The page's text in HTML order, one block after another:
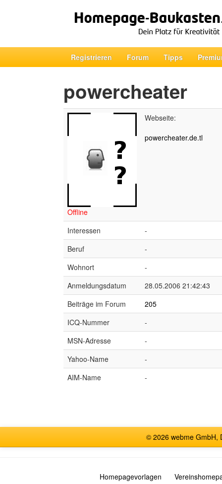
Registrieren Forum Tipps
powercheater
Offline
Webseite:
powercheater.de.tl
Interessen
-
Beruf
-
Wohnort
-
Anmeldungsdatum
28.05.2006 21:42:43
Beiträge im Forum
205
ICQ-Nummer
-
MSN-Adresse
-
Yahoo-Name
-
AIM-Name
-
© 2026 webme GmbH,
Homepagevorlagen